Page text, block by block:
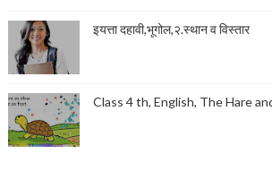
इयत्ता दहावी,भूगोल,२.स्थान व विस्तार
Class 4 th, English, The Hare